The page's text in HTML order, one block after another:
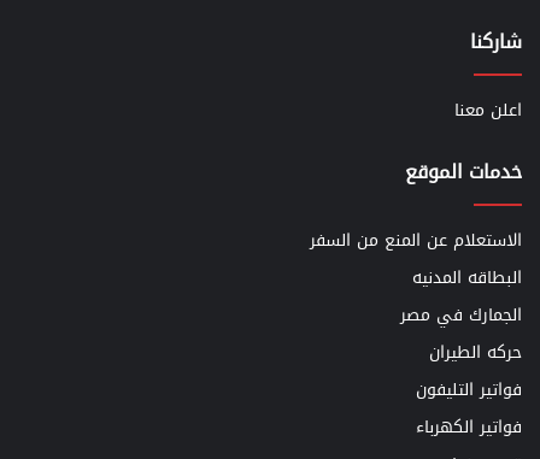
شاركنا
اعلن معنا
خدمات الموقع
الاستعلام عن المنع من السفر
البطاقه المدنيه
الجمارك في مصر
حركه الطيران
فواتير التليفون
فواتير الكهرباء